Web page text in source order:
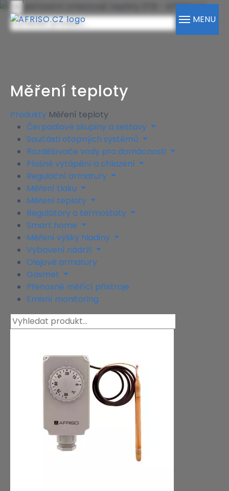
MENU
Měření teploty
Produkty Měření teploty
Čerpadlové skupiny a sestavy
Součásti otopných systémů
Rozdělovače vody pro domácnosti
Plošné vytápění a chlazení
Regulační armatury
Měření tlaku
Měření teploty
Regulátory a termostaty
Smart home
Měření výšky hladiny
Vybavení nádrží
Olejové armatury
Gasmet
Přenosné měřící přístroje
Emisní monitoring